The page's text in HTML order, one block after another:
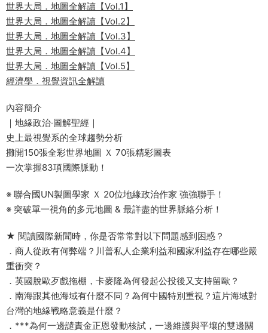
世界大局．地圖全解讀【Vol.1】
世界大局．地圖全解讀【Vol.2】
世界大局．地圖全解讀【Vol.3】
世界大局．地圖全解讀【Vol.4】
世界大局．地圖全解讀【Vol.5】
經濟學．視覺資訊全解讀
內容簡介
｜地緣政治‧圖解聖經｜
史上最視覺系的全球趨勢分析
攤開150張全彩世界地圖 Ｘ 70張精彩圖表
一次掌握83項國際脈動！
※ 聯合國UN製圖學家 Ｘ 20位地緣政治作家 強強聯手！
※ 突破單一視角的多元地圖 & 最詳盡的世界脈絡分析！
★ 閱讀國際新聞時，你是否常常對以下問題感到困惑？
．商人從政有何弊端？川普私人企業利益和國家利益存在哪些嚴
重衝突？
．英國脫歐歹戲拖棚，卡麥隆為何發起公投後又支持留歐？
．南海跟其他海域有什麼不同？為何中國特別重視？這片海域對
台灣的地緣戰略意義是什麼？
．***為何一邊譴責金正恩發動核試，一邊維護與平壤的雙邊關